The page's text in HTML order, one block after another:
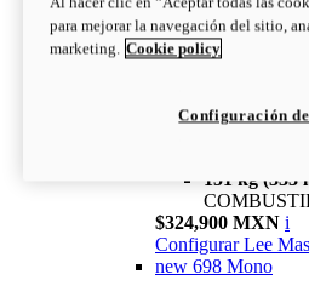
$462,900 MXN i
Configura
Hypermotard 698
151 kg (333
$324,900 MXN i
Configurar Lee Mas
new 698 Mono
para mejorar la navegación del sitio,
marketing. Cookie policy
Configuración